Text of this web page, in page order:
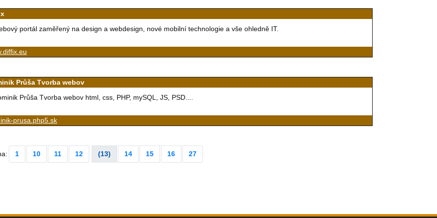
portál zaměřený na design a webdesign, nové mobilní technologie a vše ohledně IT.
Průša Tvorba webov
Průša Tvorba webov html, css, PHP, mySQL, JS, PSD....
prusa.php5.sk
1 10 11 12 (13) 14 15 16 27